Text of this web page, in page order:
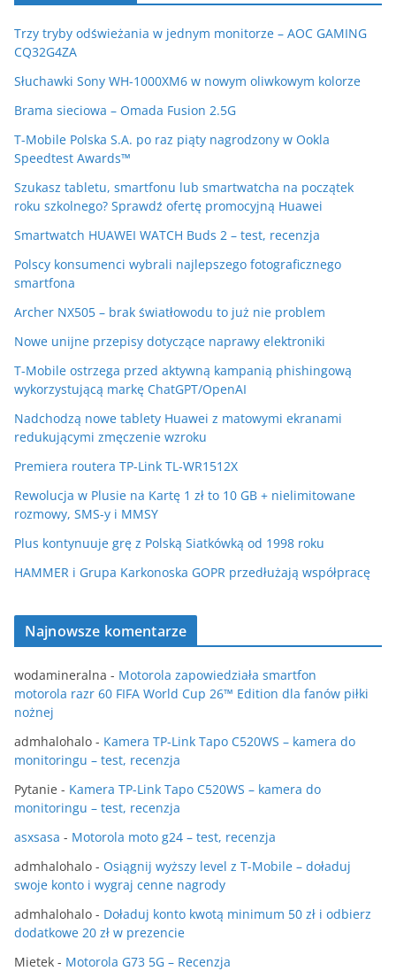
Trzy tryby odświeżania w jednym monitorze – AOC GAMING
CQ32G4ZA
Słuchawki Sony WH-1000XM6 w nowym oliwkowym kolorze
Brama sieciowa – Omada Fusion 2.5G
T-Mobile Polska S.A. po raz piąty nagrodzony w Ookla
Speedtest Awards™
Szukasz tabletu, smartfonu lub smartwatcha na początek
roku szkolnego? Sprawdź ofertę promocyjną Huawei
Smartwatch HUAWEI WATCH Buds 2 – test, recenzja
Polscy konsumenci wybrali najlepszego fotograficznego
smartfona
Archer NX505 – brak światłowodu to już nie problem
Nowe unijne przepisy dotyczące naprawy elektroniki
T-Mobile ostrzega przed aktywną kampanią phishingową
wykorzystującą markę ChatGPT/OpenAI
Nadchodzą nowe tablety Huawei z matowymi ekranami
redukującymi zmęczenie wzroku
Premiera routera TP-Link TL-WR1512X
Rewolucja w Plusie na Kartę 1 zł to 10 GB + nielimitowane
rozmowy, SMS-y i MMSY
Plus kontynuuje grę z Polską Siatkówką od 1998 roku
HAMMER i Grupa Karkonoska GOPR przedłużają współpracę
Najnowsze komentarze
wodamineralna - Motorola zapowiedziała smartfon
motorola razr 60 FIFA World Cup 26™ Edition dla fanów piłki
nożnej
admhalohalo - Kamera TP-Link Tapo C520WS – kamera do
monitoringu – test, recenzja
Pytanie - Kamera TP-Link Tapo C520WS – kamera do
monitoringu – test, recenzja
asxsasa - Motorola moto g24 – test, recenzja
admhalohalo - Osiągnij wyższy level z T-Mobile – doładuj
swoje konto i wygraj cenne nagrody
admhalohalo - Doładuj konto kwotą minimum 50 zł i odbierz
dodatkowe 20 zł w prezencie
Mietek - Motorola G73 5G – Recenzja